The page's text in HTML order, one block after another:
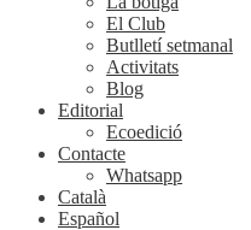
El Club
Butlletí setmanal
Activitats
Blog
Editorial
Ecoedició
Contacte
Whatsapp
Català
Español